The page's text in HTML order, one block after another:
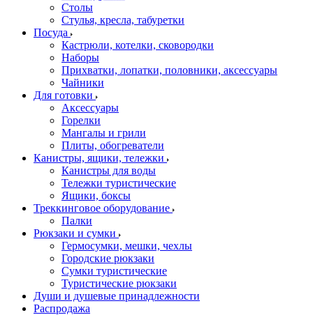
Столы
Стулья, кресла, табуретки
Посуда
Кастрюли, котелки, сковородки
Наборы
Прихватки, лопатки, половники, аксессуары
Чайники
Для готовки
Аксессуары
Горелки
Мангалы и грили
Плиты, обогреватели
Канистры, ящики, тележки
Канистры для воды
Тележки туристические
Ящики, боксы
Треккинговое оборудование
Палки
Рюкзаки и сумки
Гермосумки, мешки, чехлы
Городские рюкзаки
Сумки туристические
Туристические рюкзаки
Души и душевые принадлежности
Распродажа